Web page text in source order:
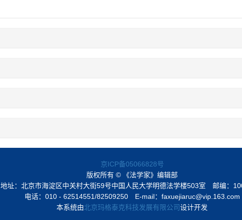
京ICP备05066828号
版权所有 © 《法学家》编辑部
地址：北京市海淀区中关村大街59号中国人民大学明德法学楼503室 邮编：
电话：010 - 62514551/82509250 E-mail：faxuejiaruc@vip.163.com
本系统由北京玛格泰克科技发展有限公司设计开发